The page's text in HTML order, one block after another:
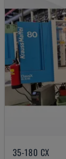
35-180 CX